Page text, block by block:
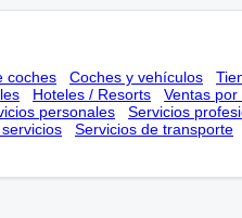
coches Coches y vehículos
Hoteles / Resorts
Ventas
personales Servicios
Servicios de transporte